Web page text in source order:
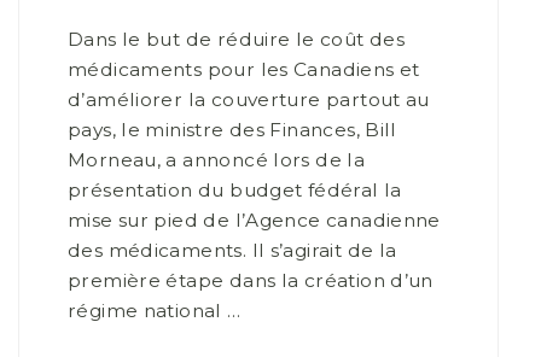
Dans le but de réduire le coût des
médicaments pour les Canadiens et
d’améliorer la couverture partout au
pays, le ministre des Finances, Bill
Morneau, a annoncé lors de la
présentation du budget fédéral la
mise sur pied de l’Agence canadienne
des médicaments. Il s’agirait de la
première étape dans la création d’un
régime national …